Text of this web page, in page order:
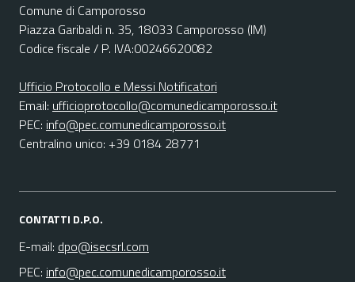
Comune di Camporosso
Piazza Garibaldi n. 35, 18033 Camporosso (IM)
Codice fiscale / P. IVA:00246620082
Ufficio Protocollo e Messi Notificatori
Email: ufficioprotocollo@comunedicamporosso.it
PEC: info@pec.comunedicamporosso.it
Centralino unico: +39 0184 28771
CONTATTI D.P.O.
E-mail: dpo@isecsrl.com
PEC: info@pec.comunedicamporosso.it